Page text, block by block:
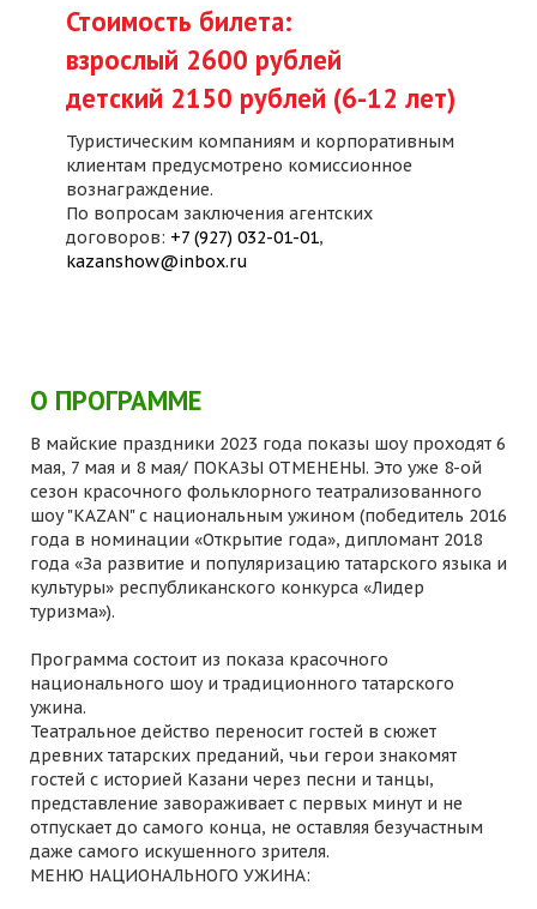
Стоимость билета:
взрослый 2600 рублей
детский 2150 рублей (6-12 лет)
Туристическим компаниям и корпоративным
клиентам предусмотрено комиссионное
вознаграждение.
По вопросам заключения агентских
договоров: +7 (927) 032-01-01,
kazanshow@inbox.ru
О ПРОГРАММЕ
В майские праздники 2023 года показы шоу проходят 6
мая, 7 мая и 8 мая/ ПОКАЗЫ ОТМЕНЕНЫ. Это уже 8-ой
сезон красочного фольклорного театрализованного
шоу "KAZAN" с национальным ужином (победитель 2016
года в номинации «Открытие года», дипломант 2018
года «За развитие и популяризацию татарского языка и
культуры» республиканского конкурса «Лидер
туризма»).
Программа состоит из показа красочного
национального шоу и традиционного татарского
ужина.
Театральное действо переносит гостей в сюжет
древних татарских преданий, чьи герои знакомят
гостей с историей Казани через песни и танцы,
представление завораживает с первых минут и не
отпускает до самого конца, не оставляя безучастным
даже самого искушенного зрителя.
МЕНЮ НАЦИОНАЛЬНОГО УЖИНА: